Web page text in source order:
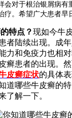
会对于根治银屑病有
疗。希望广大患者早
特点？现如今牛
者陆续出现。成
力和免疫力也相
癣患者的出现。
皮癣症状的具体
道哪些牛皮癣的
了解一下。